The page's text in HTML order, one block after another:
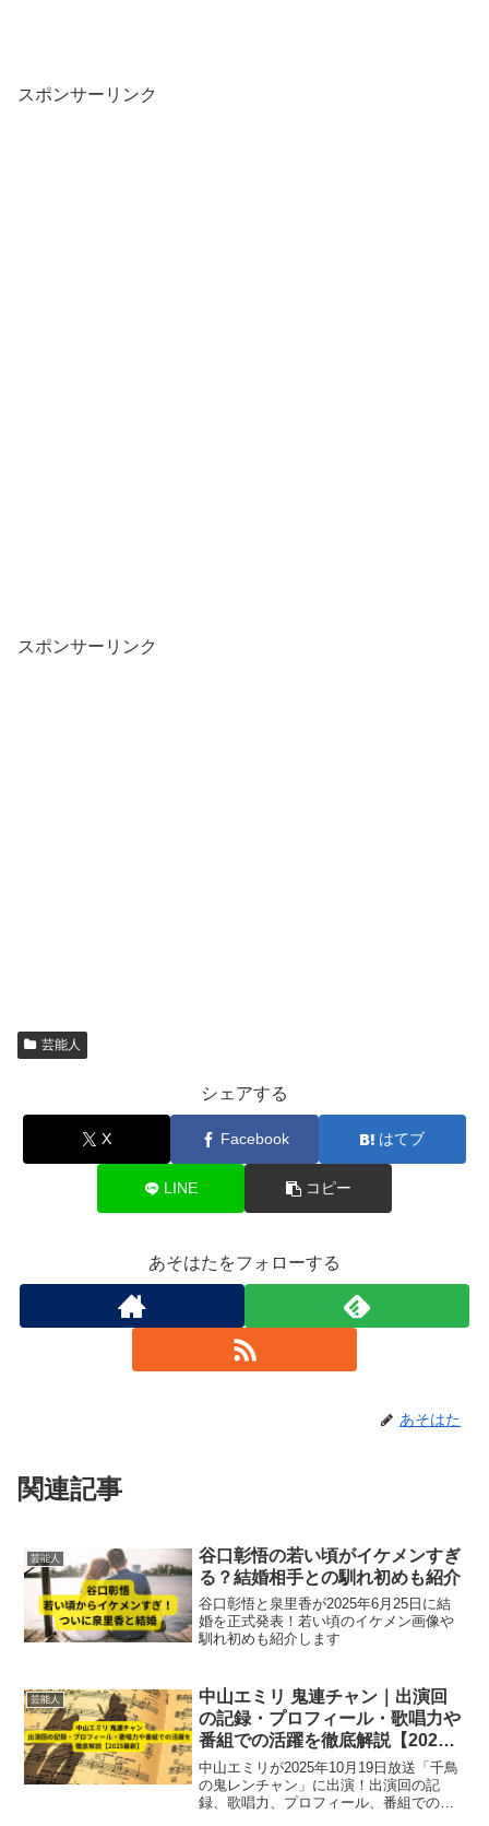
スポンサーリンク
スポンサーリンク
芸能人
シェアする
X Facebook はてブ
LINE コピー
あそはたをフォローする
あそはた
関連記事
芸能人
谷口彰悟の若い頃がイケメンすぎ
る？結婚相手との馴れ初めも紹介
谷口彰悟と泉里香が2025年6月25日に結
婚を正式発表！若い頃のイケメン画像や
馴れ初めも紹介します
芸能人
中山エミリ 鬼連チャン｜出演回
の記録・プロフィール・歌唱力や
番組での活躍を徹底解説【2025
最新】
中山エミリが2025年10月19日放送「千鳥
の鬼レンチャン」に出演！出演回の記
録、歌唱力、プロフィール、番組での活